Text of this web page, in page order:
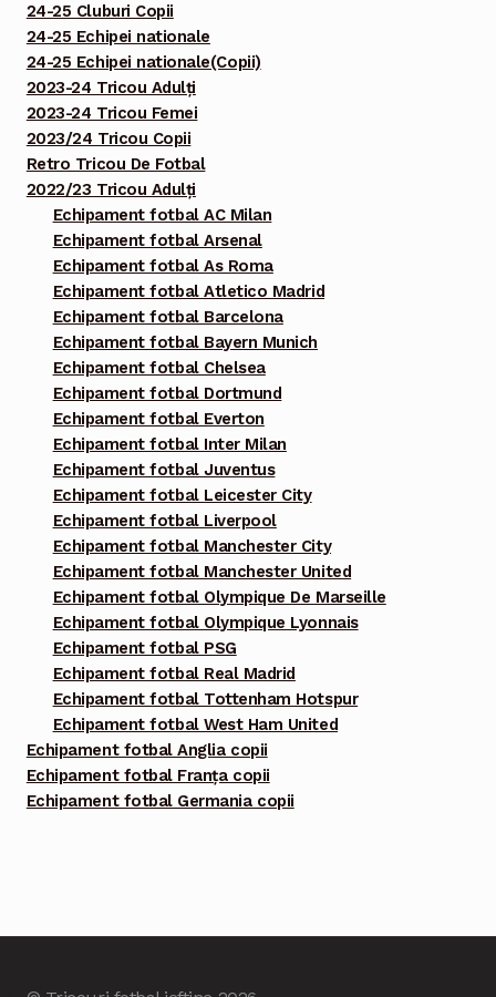
24-25 Cluburi Copii
24-25 Echipei nationale
24-25 Echipei nationale(Copii)
2023-24 Tricou Adulți
2023-24 Tricou Femei
2023/24 Tricou Copii
Retro Tricou De Fotbal
2022/23 Tricou Adulți
Echipament fotbal AC Milan
Echipament fotbal Arsenal
Echipament fotbal As Roma
Echipament fotbal Atletico Madrid
Echipament fotbal Barcelona
Echipament fotbal Bayern Munich
Echipament fotbal Chelsea
Echipament fotbal Dortmund
Echipament fotbal Everton
Echipament fotbal Inter Milan
Echipament fotbal Juventus
Echipament fotbal Leicester City
Echipament fotbal Liverpool
Echipament fotbal Manchester City
Echipament fotbal Manchester United
Echipament fotbal Olympique De Marseille
Echipament fotbal Olympique Lyonnais
Echipament fotbal PSG
Echipament fotbal Real Madrid
Echipament fotbal Tottenham Hotspur
Echipament fotbal West Ham United
Echipament fotbal Anglia copii
Echipament fotbal Franța copii
Echipament fotbal Germania copii